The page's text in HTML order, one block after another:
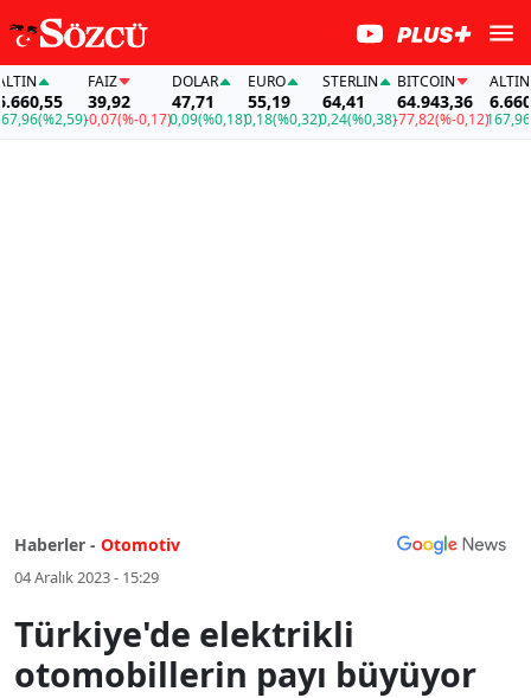
(%2,59)
FAİZ
39,92
-0,07(%-0,17)
DOLAR
47,71
0,09(%0,18)
EURO
55,19
0,18(%0,32)
STERLIN
64,41
0,24(%0,38)
BITCOIN
64.943,36
-77,82(%-0,12)
ALTIN
6.660,55
167,96
Haberler - Otomotiv
04 Aralık 2023 - 15:29
Türkiye'de elektrikli
otomobillerin payı büyüyor